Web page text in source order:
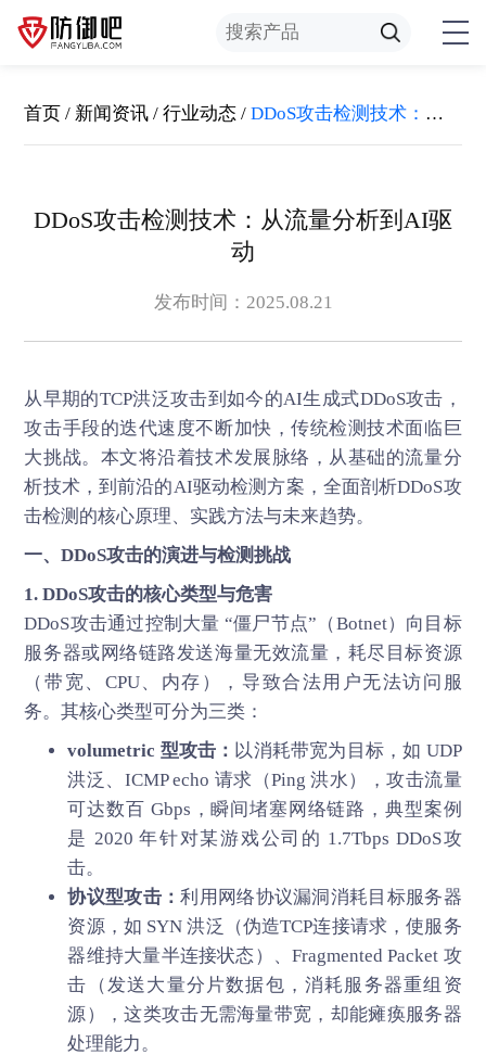
首页 / 新闻资讯 /行业动态 /DDoS攻击检测技术：从流量分析到AI驱动
DDoS攻击检测技术：从流量分析到AI驱
动
发布时间：2025.08.21
从早期的TCP洪泛攻击到如今的AI生成式DDoS攻击 ，
攻击手段的迭代速度不断加快，传统检测技术面临巨
大挑战。本文将沿着技术发展脉络，从基础的流量分
析技术，到前沿的AI驱动检测方案，全面剖析DDoS攻
击检测的核心原理、实践方法与未来趋势。
一、DDoS攻击的演进与检测挑战
1. DDoS攻击的核心类型与危害
DDoS攻击通过控制大量 “僵尸节点”（Botnet）向目标
服务器或网络链路发送海量无效流量，耗尽目标资源
（带宽、CPU、内存），导致合法用户无法访问服
务。其核心类型可分为三类：
volumetric 型攻击： 以消耗带宽为目标，如 UDP
洪泛、ICMP echo 请求（Ping 洪水），攻击流量
可达数百 Gbps，瞬间堵塞网络链路，典型案例
是 2020 年针对某游戏公司的 1.7Tbps DDoS攻
击。
协议型攻击：利用网络协议漏洞消耗目标服务器
资源，如 SYN 洪泛（伪造TCP连接请求，使服务
器维持大量半连接状态）、Fragmented Packet 攻
击（发送大量分片数据包，消耗服务器重组资
源），这类攻击无需海量带宽，却能瘫痪服务器
处理能力。